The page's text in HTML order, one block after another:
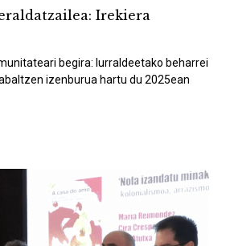
Irekiera
begira: lurraldeetako beharrei
izenburua hartu du 2025ean